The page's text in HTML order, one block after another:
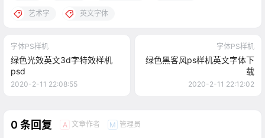
艺术字 英文字体
字体PS样机
绿色光效英文3d字特效样机
psd
2020-2-11 22:08:55
字体PS样机
绿色黑客风ps样机英文字体下
载
2020-2-11 22:12:02
0 条回复 A 文章作者 M 管理员